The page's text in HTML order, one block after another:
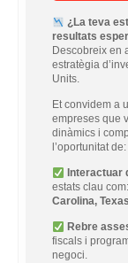
¿La teva
resultats
Descobreix en
estratègia
Units.
Et convidem a
empreses que
dinàmics i
l’oportunitat de:
Interactuar
estats clau com:
Carolina,
Rebre
fiscals i
negoci.